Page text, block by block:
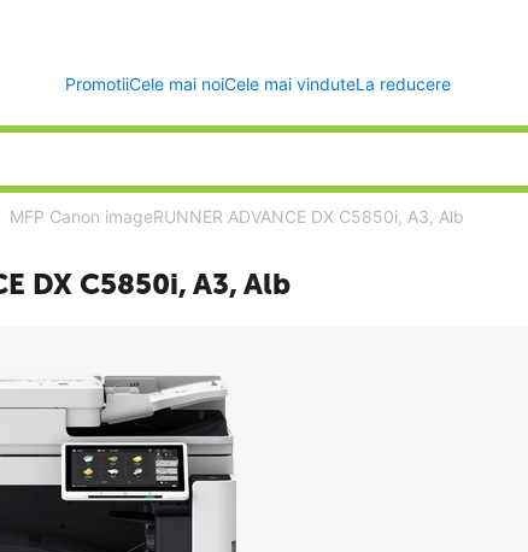
PromotiiCele mai noiCele mai vinduteLa reducere
MFP Canon imageRUNNER ADVANCE DX C5850i, A3, Alb
DX C5850i, A3, Alb